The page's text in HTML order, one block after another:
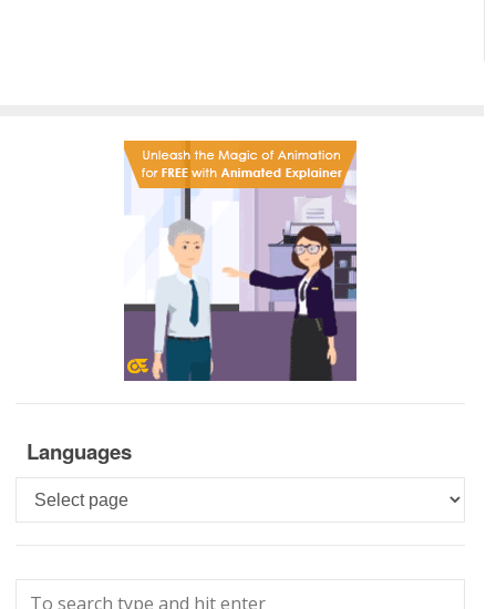
Languages
Languages